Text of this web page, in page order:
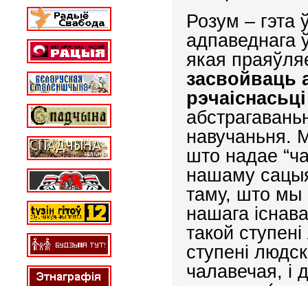
Розум – гэта
адпаведнага
якая
засвойваць
рэчаіснасьці
навучаньня.
што надае
нашаму
таму, што мы
нашага
такой
ступені
чалавечая, і